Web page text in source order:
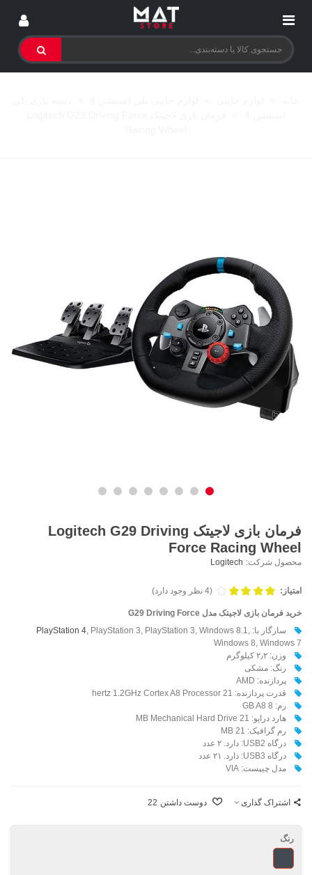
فرمان بازی لاجیتک Logitech G29 Driving
Force Racing Wheel
محصول شرکت: Logitech
امتیاز: (4 نظر وجود دارد)
خرید فرمان بازی لاجيتک مدل G29 Driving Force
سازگار با:
PlayStation 4, PlayStation 3, PlayStation 3, Windows 8.1,
Windows 8, Windows 7
وزن: ۲٫۲ کیلوگرم
رنگ: مشکی
پردازنده: AMD
قدرت پردازنده: 21 hertz 1.2GHz Cortex A8 Processor
رم: 8 GB A8
هارد درایو: 21 MB Mechanical Hard Drive
رم گرافیک: 21 MB
درگاه USB2: دارد. ۲ عدد
درگاه USB3: دارد. ۲۱ عدد
مدل چیپست: VIA
اشتراک گذاری دوست داشتن 22
رنگ
مشکی